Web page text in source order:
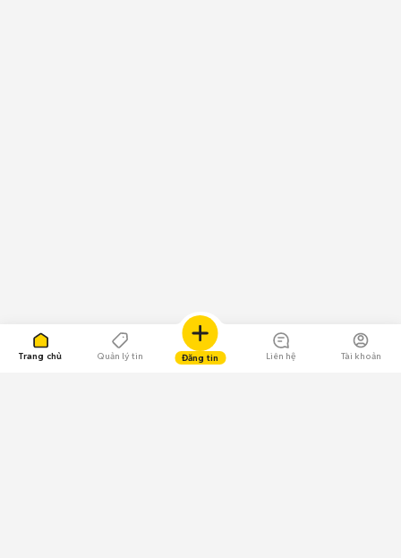
Trang chủ Quản lý tin Đăng tin Liên hệ Tài khoản